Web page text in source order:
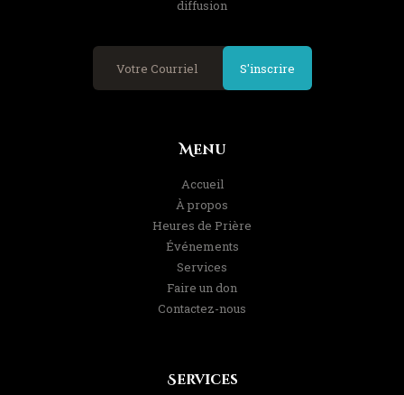
diffusion
S'inscrire
Menu
Accueil
À propos
Heures de Prière
Événements
Services
Faire un don
Contactez-nous
Services